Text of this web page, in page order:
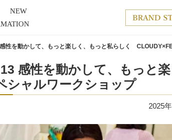
NEW
性を動かして、もっと楽しく、もっと私らしく
感性を動かして、もっと
ャルワークショップ
2025